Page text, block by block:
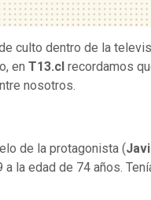
culto dentro de la
en T13.cl recordamos
nosotros.
de la protagonista (
la edad de 74 años.